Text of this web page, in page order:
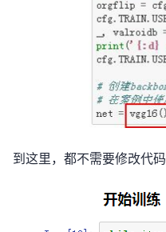
到这里，都不需要修改代码